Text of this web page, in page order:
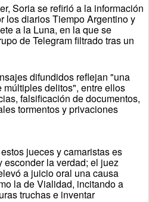
Soria se refirió a la información
los diarios Tiempo Argentino y
a la Luna, en la que se
de Telegram filtrado tras un
difundidos reflejan "una
delitos", entre ellos
falsificación de documentos,
tormentos y privaciones
jueces y camaristas es
esconder la verdad; el juez
a juicio oral una causa
la de Vialidad, incitando a
truchas e inventar